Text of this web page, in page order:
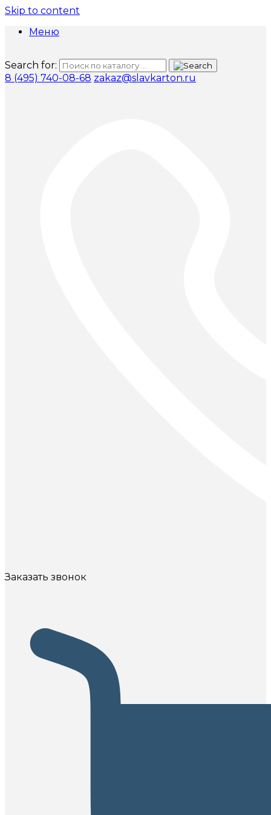
Skip to content
Меню
Search for:
8 (495) 740-08-68 zakaz@slavkarton.ru
Заказать звонок